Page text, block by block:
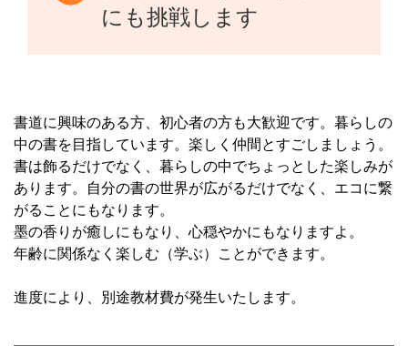
にも挑戦します
書道に興味のある方、初心者の方も大歓迎です。暮らしの
中の書を目指しています。楽しく仲間とすごしましょう。
書は飾るだけでなく、暮らしの中でちょっとした楽しみが
あります。自分の書の世界が広がるだけでなく、エコに繋
がることにもなります。
墨の香りが癒しにもなり、心穏やかにもなりますよ。
年齢に関係なく楽しむ（学ぶ）ことができます。
進度により、別途教材費が発生いたします。